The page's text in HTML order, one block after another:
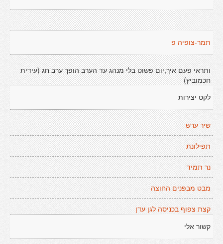
תמר-צופיה פ
ותראי פעם איך,יום פשוט בלי מנהג עד הערב הופך ערב חג (עידית
חכמוביץ)
לקט יצירות
שיר ערש
תפילונת
נר תמיד
מבט מבפנים החוצה
קצת צפוף בכניסה לגן עדן
קשור אלי